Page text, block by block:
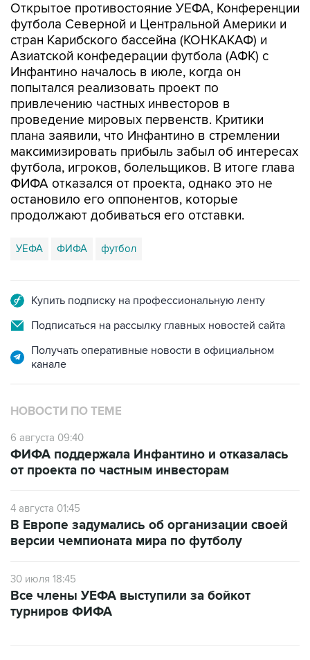
Открытое противостояние УЕФА, Конференции
футбола Северной и Центральной Америки и
стран Карибского бассейна (КОНКАКАФ) и
Азиатской конфедерации футбола (АФК) с
Инфантино началось в июле, когда он
попытался реализовать проект по
привлечению частных инвесторов в
проведение мировых первенств. Критики
плана заявили, что Инфантино в стремлении
максимизировать прибыль забыл об интересах
футбола, игроков, болельщиков. В итоге глава
ФИФА отказался от проекта, однако это не
остановило его оппонентов, которые
продолжают добиваться его отставки.
УЕФА ФИФА футбол
Купить подписку на профессиональную ленту
Подписаться на рассылку главных новостей сайта
Получать оперативные новости в официальном
канале
НОВОСТИ ПО ТЕМЕ
6 августа 09:40
ФИФА поддержала Инфантино и отказалась
от проекта по частным инвесторам
4 августа 01:45
В Европе задумались об организации своей
версии чемпионата мира по футболу
30 июля 18:45
Все члены УЕФА выступили за бойкот
турниров ФИФА